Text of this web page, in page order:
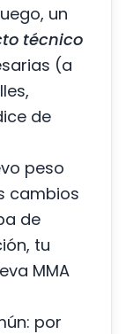
un
técnico
(a
de
peso
cambios
de
tu
MMA
por